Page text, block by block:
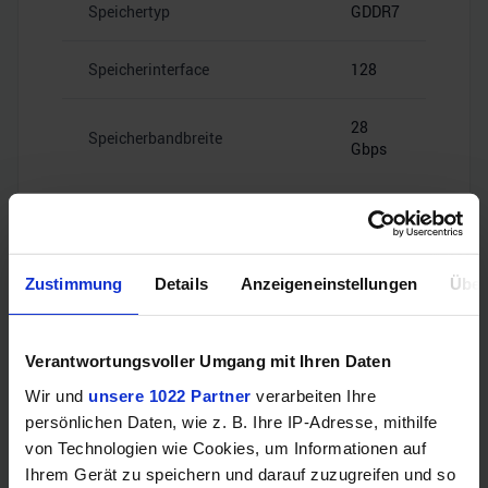
Zustimmung Details Anzeigeneinstellungen
Verantwortungsvoller Umgang mit Ihren Daten
Wir und unsere 1022 Partner verarbeiten Ihre
persönlichen Daten, wie z. B. Ihre IP-Adresse, mithilfe
von Technologien wie Cookies, um Informationen auf
Ihrem Gerät zu speichern und darauf zuzugreifen und so
Speichertyp GDDR7
Speicherinterface 128
Speicherbandbreite
28
Gbps
Videoanschlüsse
HDMI
2.1b
DisplayPort
3x
DisplayPort